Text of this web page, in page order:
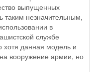
выпущенных
таким незначительным,
в
службе
хотя данная модель и
вооружение армии, но